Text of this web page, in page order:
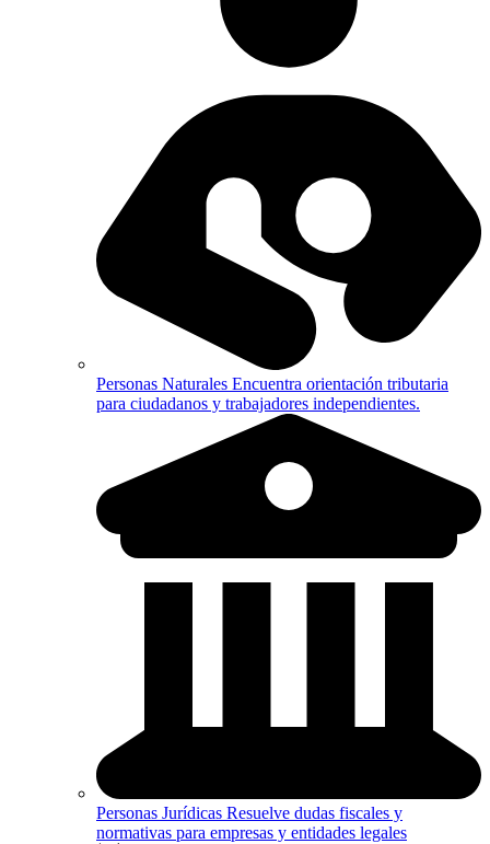
Personas Naturales Encuentra orientación tributaria
para ciudadanos y trabajadores independientes.
Personas Jurídicas Resuelve dudas fiscales y
normativas para empresas y entidades legales